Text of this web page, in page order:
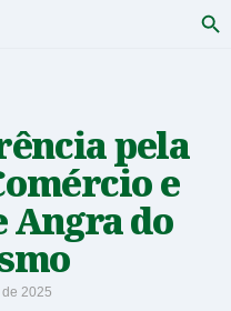
pela
e
do
2025